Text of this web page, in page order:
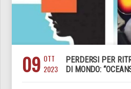
09 OTT
2023
PERDERSI PER
DI MONDO: